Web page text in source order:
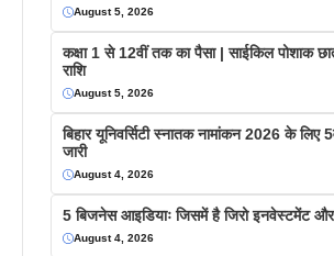
August 5, 2026
कक्षा 1 से 12वीं तक का पैसा | साईकिल पोशाक
राशि
August 5, 2026
बिहार यूनिवर्सिटी स्नातक नामांकन 2026 के लिए
जारी
August 4, 2026
5 बिजनेस आइडियाः जिसमें है जिरो इनवेस्टमेंट
August 4, 2026